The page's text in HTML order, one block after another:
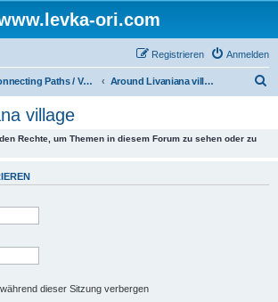
ori.com
Anmelden
Registrieren
Connecting Paths / Verbindungswege Around Livaniana village
village
Rechte, um Themen in diesem Forum zu sehen oder zu
dieser Sitzung verbergen